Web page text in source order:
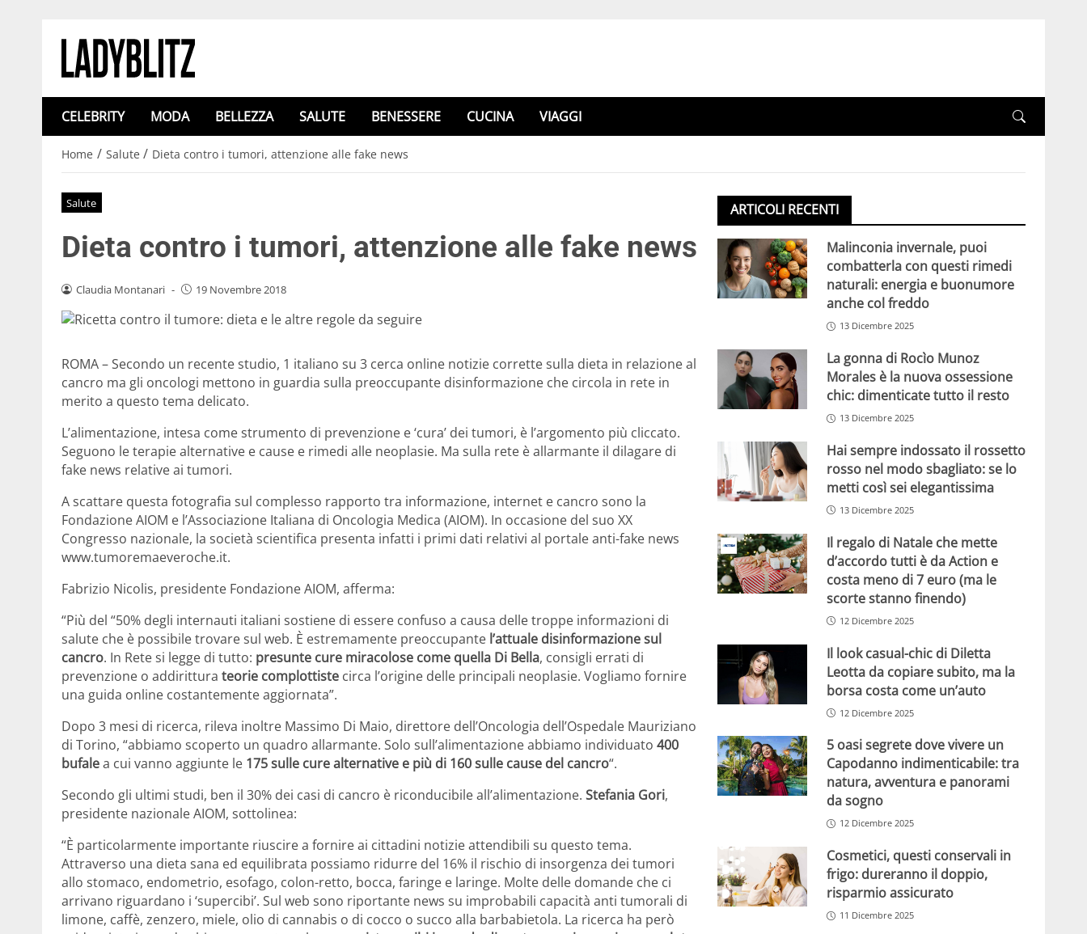
CELEBRITY MODA BELLEZZA SALUTE BENESSERE CUCINA VIAGGI
Home / Salute / Dieta contro i tumori, attenzione alle fake news
Salute
Dieta contro i tumori, attenzione alle fake news
Claudia Montanari - 19 Novembre 2018
ROMA – Secondo un recente studio, 1 italiano su 3 cerca online notizie corrette sulla dieta in relazione al
cancro ma gli oncologi mettono in guardia sulla preoccupante disinformazione che circola in rete in
merito a questo tema delicato.
L’alimentazione, intesa come strumento di prevenzione e ‘cura’ dei tumori, è l’argomento più cliccato.
Seguono le terapie alternative e cause e rimedi alle neoplasie. Ma sulla rete è allarmante il dilagare di
fake news relative ai tumori.
A scattare questa fotografia sul complesso rapporto tra informazione, internet e cancro sono la
Fondazione AIOM e l’Associazione Italiana di Oncologia Medica (AIOM). In occasione del suo XX
Congresso nazionale, la società scientifica presenta infatti i primi dati relativi al portale anti-fake news
www.tumoremaeveroche.it.
Fabrizio Nicolis, presidente Fondazione AIOM, afferma:
“Più del “50% degli internauti italiani sostiene di essere confuso a causa delle troppe informazioni di
salute che è possibile trovare sul web. È estremamente preoccupante l’attuale disinformazione sul
cancro. In Rete si legge di tutto: presunte cure miracolose come quella Di Bella, consigli errati di
prevenzione o addirittura teorie complottiste circa l’origine delle principali neoplasie. Vogliamo fornire
una guida online costantemente aggiornata”.
Dopo 3 mesi di ricerca, rileva inoltre Massimo Di Maio, direttore dell’Oncologia dell’Ospedale Mauriziano
di Torino, “abbiamo scoperto un quadro allarmante. Solo sull’alimentazione abbiamo individuato 400
bufalea cui vanno aggiunte le 175 sulle cure alternative e più di 160 sulle cause del cancro“.
Secondo gli ultimi studi, ben il 30% dei casi di cancro è riconducibile all’alimentazione. Stefania Gori,
presidente nazionale AIOM, sottolinea:
“È particolarmente importante riuscire a fornire ai cittadini notizie attendibili su questo tema.
Attraverso una dieta sana ed equilibrata possiamo ridurre del 16% il rischio di insorgenza dei tumori
allo stomaco, endometrio, esofago, colon-retto, bocca, faringe e laringe. Molte delle domande che ci
arrivano riguardano i ‘supercibi’. Sul web sono riportante news su improbabili capacità anti tumorali di
limone, caffè, zenzero, miele, olio di cannabis o di cocco o succo alla barbabietola. La ricerca ha però
ARTICOLI RECENTI
Malinconia invernale, puoi
combatterla con questi rimedi
naturali: energia e buonumore
anche col freddo
13 Dicembre 2025
La gonna di Rocìo Munoz
Morales è la nuova ossessione
chic: dimenticate tutto il resto
13 Dicembre 2025
Hai sempre indossato il rossetto
rosso nel modo sbagliato: se lo
metti così sei elegantissima
13 Dicembre 2025
Il regalo di Natale che mette
d’accordo tutti è da Action e
costa meno di 7 euro (ma le
scorte stanno finendo)
12 Dicembre 2025
Il look casual-chic di Diletta
Leotta da copiare subito, ma la
borsa costa come un’auto
12 Dicembre 2025
5 oasi segrete dove vivere un
Capodanno indimenticabile: tra
natura, avventura e panorami
da sogno
12 Dicembre 2025
Cosmetici, questi conservali in
frigo: dureranno il doppio,
risparmio assicurato
11 Dicembre 2025